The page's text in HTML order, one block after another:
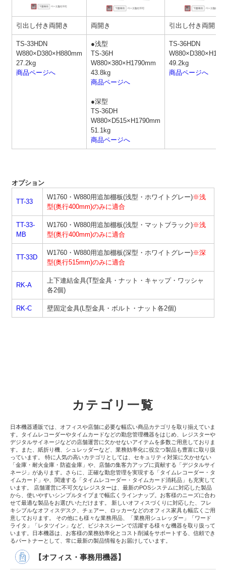
引出し付き両開き 両開き 引出し付き両開き
TS-33HDN
W880×D380×H880mm
27.2kg
商品ページへ
●浅型
TS-36H
W880×380×H1790mm
43.8kg
商品ページへ
●深型
TS-36DH
W880×D515×H1790mm
51.1kg
商品ページへ
TS-36HDN
49.2kg
商品ページへ
オプション
TT-33
W1760・W880用追加棚板(浅型・ホワイトグレー)※浅
型(奥行400mm)のみに適合
TT-33-
MB
W1760・W880用追加棚板(浅型・マットブラック)※浅
型(奥行400mm)のみに適合
TT-33D
W1760・W880用追加棚板(深型・ホワイトグレー)※深
型(奥行515mm)のみに適合
RK-A
上下連結金具(T型金具・ナット・キャップ・ワッシャ
各2個)
RK-C 壁固定金具(L型金具・ボルト・ナット各2個)
カテゴリ一覧
日本機器通販では、オフィスや店舗に必要な幅広い商品カテゴリを取り揃えていま
す。タイムレコーダーやタイムカードなどの勤怠管理機器をはじめ、レジスターや
デジタルサイネージなどの店舗運営に欠かせないアイテムを多数ご用意しておりま
す。また、紙折り機、シュレッダーなど、業務効率化に役立つ製品も豊富に取り扱
っています。 特に人気の高いカテゴリとしては、セキュリティ対策に欠かせない
「金庫・耐火金庫・防盗金庫」や、店舗の集客力アップに貢献する「デジタルサイ
ネージ」があります。さらに、正確な勤怠管理を実現する「タイムレコーダー・タ
イムカード」や、関連する「タイムレコーダー・タイムカード消耗品」も充実して
います。 店舗運営に不可欠なレジスターは、最新のPOSシステムに対応した製品
から、使いやすいシンプルタイプまで幅広くラインナップ。お客様のニーズに合わ
せて最適な製品をお選びいただけます。 新しいオフィスづくりに対応した、フレ
キシブルなオフィスデスク、チェアー、ロッカーなどのオフィス家具も幅広くご用
意しております。 その他にも様々な業務用品、「業務用シュレッダー」「ワード
ライタ」「レタツイン」など、ビジネスシーンで活躍する様々な機器を取り扱って
います。日本機器は、お客様の業務効率化とコスト削減をサポートする、信頼でき
るパートナーとして、常に最新の製品情報をお届けしています。
【オフィス・事務用機器】